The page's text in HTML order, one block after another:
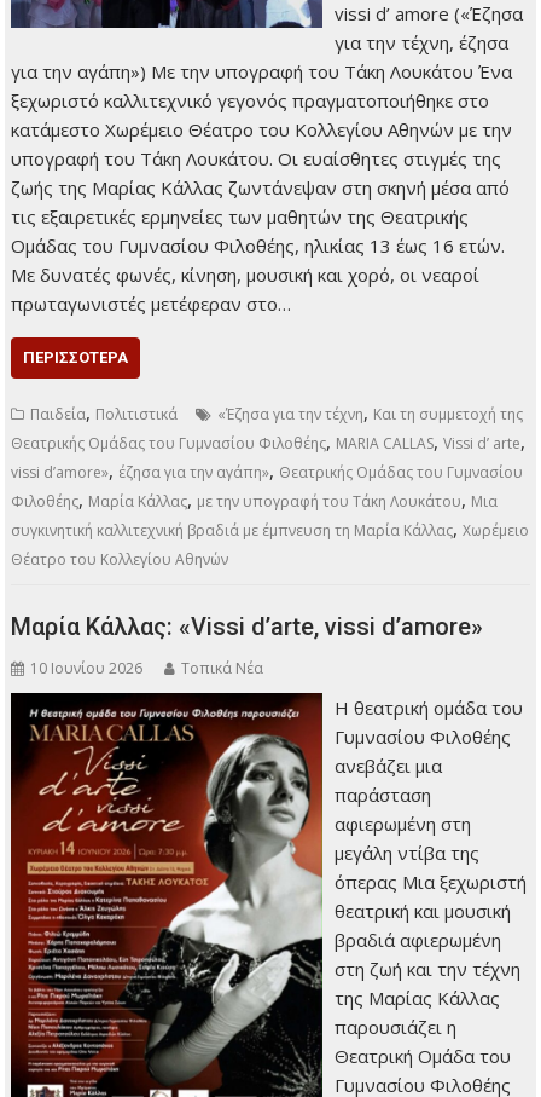
vissi d’ amore («Έζησα
για την τέχνη, έζησα
για την αγάπη») Με την υπογραφή του Τάκη Λουκάτου Ένα
ξεχωριστό καλλιτεχνικό γεγονός πραγματοποιήθηκε στο
κατάμεστο Χωρέμειο Θέατρο του Κολλεγίου Αθηνών με την
υπογραφή του Τάκη Λουκάτου. Οι ευαίσθητες στιγμές της
ζωής της Μαρίας Κάλλας ζωντάνεψαν στη σκηνή μέσα από
τις εξαιρετικές ερμηνείες των μαθητών της Θεατρικής
Ομάδας του Γυμνασίου Φιλοθέης, ηλικίας 13 έως 16 ετών.
Με δυνατές φωνές, κίνηση, μουσική και χορό, οι νεαροί
πρωταγωνιστές μετέφεραν στο…
ΠΕΡΙΣΣΌΤΕΡΑ
Παιδεία, Πολιτιστικά «Έζησα για την τέχνη, Kαι τη συμμετοχή της
Θεατρικής Ομάδας του Γυμνασίου Φιλοθέης, MARIA CALLAS,Vissi d’ arte,
vissi d’amore», έζησα για την αγάπη», Θεατρικής Ομάδας του Γυμνασίου
Φιλοθέης, Μαρία Κάλλας, με την υπογραφή του Τάκη Λουκάτου, Μια
συγκινητική καλλιτεχνική βραδιά με έμπνευση τη Μαρία Κάλλας,Χωρέμειο
Θέατρο του Κολλεγίου Αθηνών
Μαρία Κάλλας: «Vissi d’arte, vissi d’amore»
10 Ιουνίου 2026 Τοπικά Νέα
Η θεατρική ομάδα του
Γυμνασίου Φιλοθέης
ανεβάζει μια
παράσταση
αφιερωμένη στη
μεγάλη ντίβα της
όπερας Μια ξεχωριστή
θεατρική και μουσική
βραδιά αφιερωμένη
στη ζωή και την τέχνη
της Μαρίας Κάλλας
παρουσιάζει η
Θεατρική Ομάδα του
Γυμνασίου Φιλοθέης